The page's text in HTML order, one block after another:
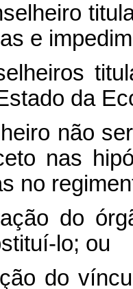
e
da
não
nas
no
do
lo; ou
do